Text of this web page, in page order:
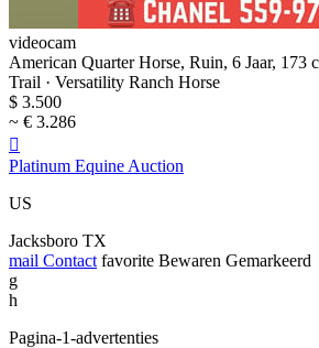
videocam
American Quarter Horse, Ruin, 6 Jaar, 173
Trail · Versatility Ranch Horse
$ 3.500
~ € 3.286

Platinum Equine Auction
US
Jacksboro TX
mail Contact favorite Bewaren Gemarkeerd
g
h
Pagina-1-advertenties